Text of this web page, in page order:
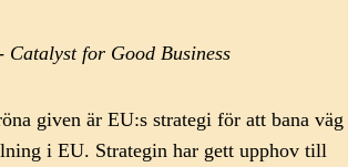
for Good Business
given är EU:s strategi för att bana väg
i EU. Strategin har gett upphov till